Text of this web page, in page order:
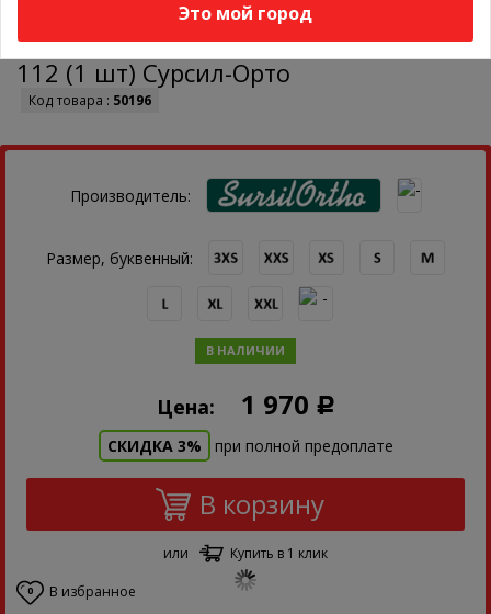
Послеоперационная обувь Барука 09-
112 (1 шт) Сурсил-Орто
Код товара : 50196
Производитель:
Размер, буквенный:
В НАЛИЧИИ
Цена: 1 970 Р
СКИДКА 3% при полной предоплате
В корзину
или Купить в 1 клик
0 В избранное
Это мой город